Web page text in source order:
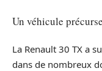
Un véhicule
La Renault 30 TX a
dans de nombreux